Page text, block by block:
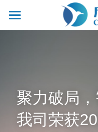
新闻
关于
聚力破局
我司荣获